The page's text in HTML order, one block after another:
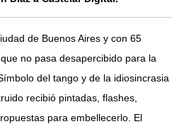
de Buenos Aires y con 65
no pasa desapercibido para la
del tango y de la idiosincrasia
recibió pintadas, flashes,
para embellecerlo. El